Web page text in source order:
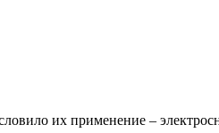
их применение –